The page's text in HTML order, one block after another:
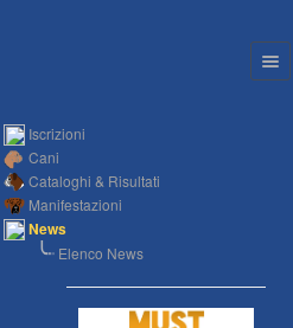
Iscrizioni
Cani
Cataloghi & Risultati
Manifestazioni
News
Elenco News